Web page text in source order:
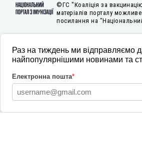
©ГС "Коаліція за
матеріалів порталу
посилання на "Національний
Створення Національного порталу з імунізації
системи громадського здоров’я», який
неприбуткова організація «Пакт» (2022-2025
ГС «Коаліція за вакцинацію» і не обов’язково
або Уряду США.
Раз на тиждень ми відправляємо
найпопулярнішими новинами та
Електронна пошта*